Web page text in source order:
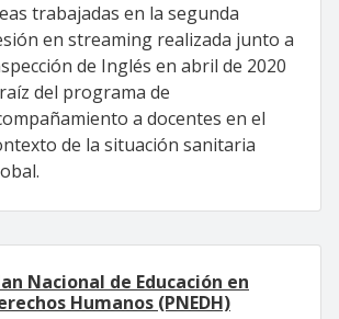
trabajadas en la segunda
en streaming realizada junto a
de Inglés en abril de 2020
del programa de
a docentes en el
de la situación sanitaria
Nacional de Educación en
Humanos (PNEDH)